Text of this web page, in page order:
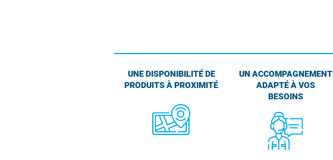
UNE DISPONIBILITÉ DE
PRODUITS À PROXIMITÉ
UN ACCOMPAGNEMENT
ADAPTÉ À VOS
BESOINS